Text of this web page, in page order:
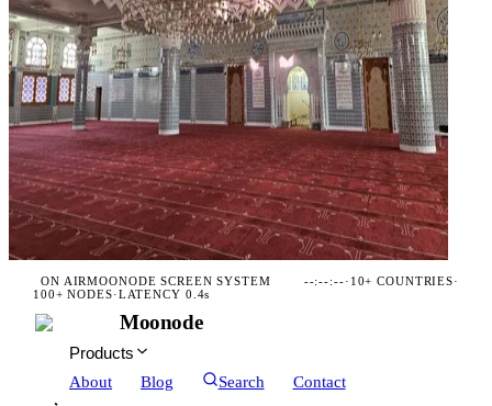
ON AIRMOONODE SCREEN SYSTEM --:--:--· 10+ COUNTRIES·
100+ NODES·LATENCY 0.4s
Moonode
Products
About
Blog Search Contact